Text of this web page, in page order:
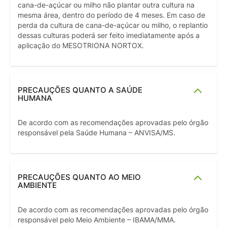
cana-de-açúcar ou milho não plantar outra cultura na
mesma área, dentro do período de 4 meses. Em caso de
perda da cultura de cana-de-açúcar ou milho, o replantio
dessas culturas poderá ser feito imediatamente após a
aplicação do MESOTRIONA NORTOX.
PRECAUÇÕES QUANTO A SAÚDE
HUMANA
De acordo com as recomendações aprovadas pelo órgão
responsável pela Saúde Humana – ANVISA/MS.
PRECAUÇÕES QUANTO AO MEIO
AMBIENTE
De acordo com as recomendações aprovadas pelo órgão
responsável pelo Meio Ambiente – IBAMA/MMA.